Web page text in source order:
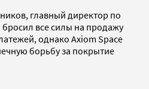
главный директор по
все силы на продажу
однако Axiom Space
борьбу за покрытие